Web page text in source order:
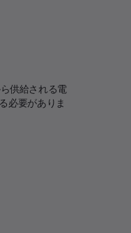
供給される電
必要がありま